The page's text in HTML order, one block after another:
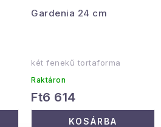
Gardenia 24 cm
két fenekű tortaforma
Raktáron
Ft6 614
KOSÁRBA